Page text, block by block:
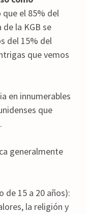
el 85% del
la KGB se
del 15% del
que vemos
en innumerables
que
generalmente
de 15 a 20 años):
la religión y